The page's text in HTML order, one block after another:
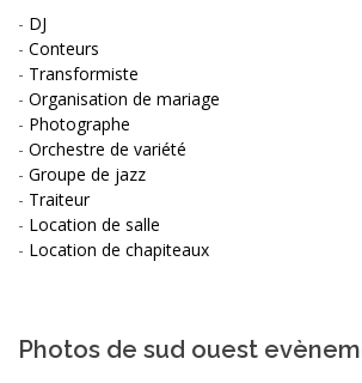
- DJ
- Conteurs
- Transformiste
- Organisation de mariage
- Photographe
- Orchestre de variété
- Groupe de jazz
- Traiteur
- Location de salle
- Location de chapiteaux
Photos de sud ouest